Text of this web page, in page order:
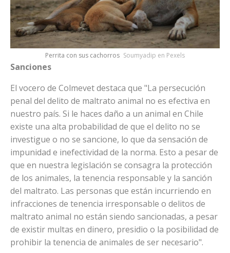
Perrita con sus cachorros Soumyadip en Pexels
Sanciones
El vocero de Colmevet destaca que "La persecución
penal del delito de maltrato animal no es efectiva en
nuestro país. Si le haces daño a un animal en Chile
existe una alta probabilidad de que el delito no se
investigue o no se sancione, lo que da sensación de
impunidad e inefectividad de la norma. Esto a pesar de
que en nuestra legislación se consagra la protección
de los animales, la tenencia responsable y la sanción
del maltrato. Las personas que están incurriendo en
infracciones de tenencia irresponsable o delitos de
maltrato animal no están siendo sancionadas, a pesar
de existir multas en dinero, presidio o la posibilidad de
prohibir la tenencia de animales de ser necesario".